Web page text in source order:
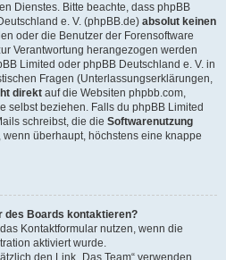
Dienstes. Bitte beachte, dass phpBB
e. V. (phpBB.de) absolut keinen
oder die Benutzer der Forensoftware
Verantwortung herangezogen werden
Limited oder phpBB Deutschland e. V. in
Fragen (Unterlassungserklärungen,
direkt auf die Websiten phpbb.com,
selbst beziehen. Falls du phpBB Limited
schreibst, die die Softwarenutzung
wenn überhaupt, höchstens eine knappe
des Boards kontaktieren?
Kontaktformular nutzen, wenn die
aktiviert wurde.
den Link „Das Team“ verwenden.